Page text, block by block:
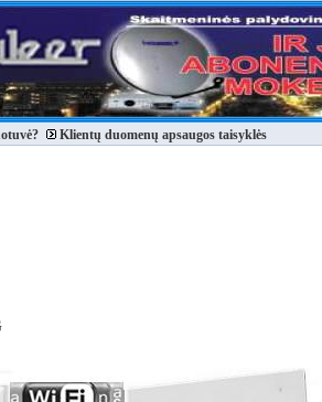
Klientų duomenų apsaugos taisyklės